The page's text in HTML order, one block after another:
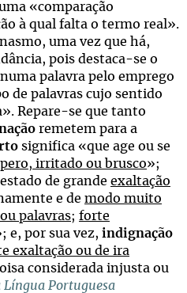
«comparação
à qual falta o termo real».
uma vez que há,
pois destaca-se o
palavra pelo emprego
de palavras cujo sentido
Repare-se que tanto
remetem para a
significa «que age ou se
irritado ou brusco»;
de grande exaltação
e de modo muito
palavras; forte
e, por sua vez, indignação
exaltação ou de ira
considerada injusta ou
Língua Portuguesa